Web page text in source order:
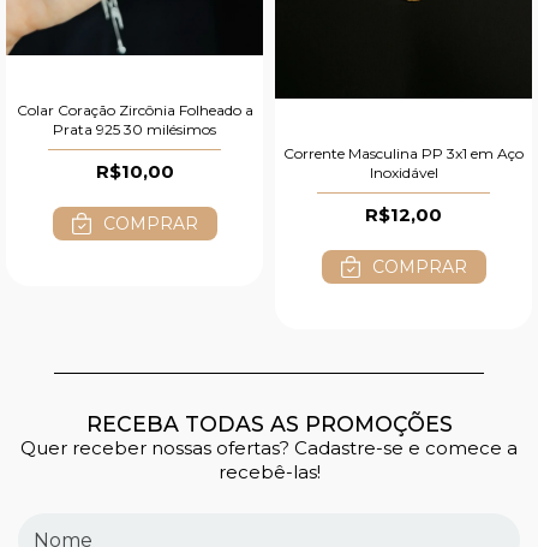
Colar Coração Zircônia Folheado a
Prata 925 30 milésimos
R$10,00
COMPRAR
Corrente Masculina PP 3x1 em Aço
Inoxidável
R$12,00
COMPRAR
RECEBA TODAS AS PROMOÇÕES
Quer receber nossas ofertas? Cadastre-se e comece a
recebê-las!